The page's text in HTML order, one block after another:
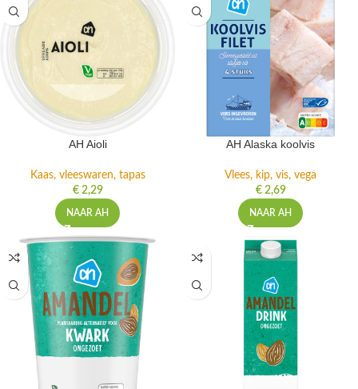
AH Aioli
Kaas, vleeswaren, tapas
€2,29
NAAR AH
AH Alaska koolvis
Vlees, kip, vis, vega
€2,69
NAAR AH